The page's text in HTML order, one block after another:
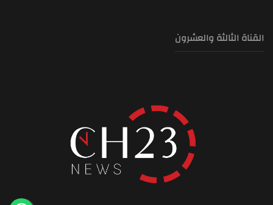
القناة الثالثة والعشرون